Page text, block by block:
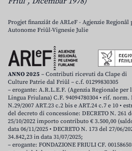
Progjet finanziât de ARLeF - Agjenzie Regjonâl
Autonome Friûl-Vignesie Julie
ANNO 2025 – Contributi ricevuti da Clape di
Culture Patrie dal Friûl – c.f. 01299830305
– erogante: A.R.L.E.F. (Agenzia Regionale per
Lingua Friulana) C.F. 94094780304 • rif. norm.
N.29/2007 ART.23 c.2 bis e ART.24 c.7 e 10 •
del decreto di concessione: DECRETO N. 261
25/10/2022 importo contributo € 3.500,00
data 06/11/2025 • DECRETO N. 173 del 27/06/
34.842,23 in data 31/07/2025;
– erogante: FONDAZIONE FRIULI CF.